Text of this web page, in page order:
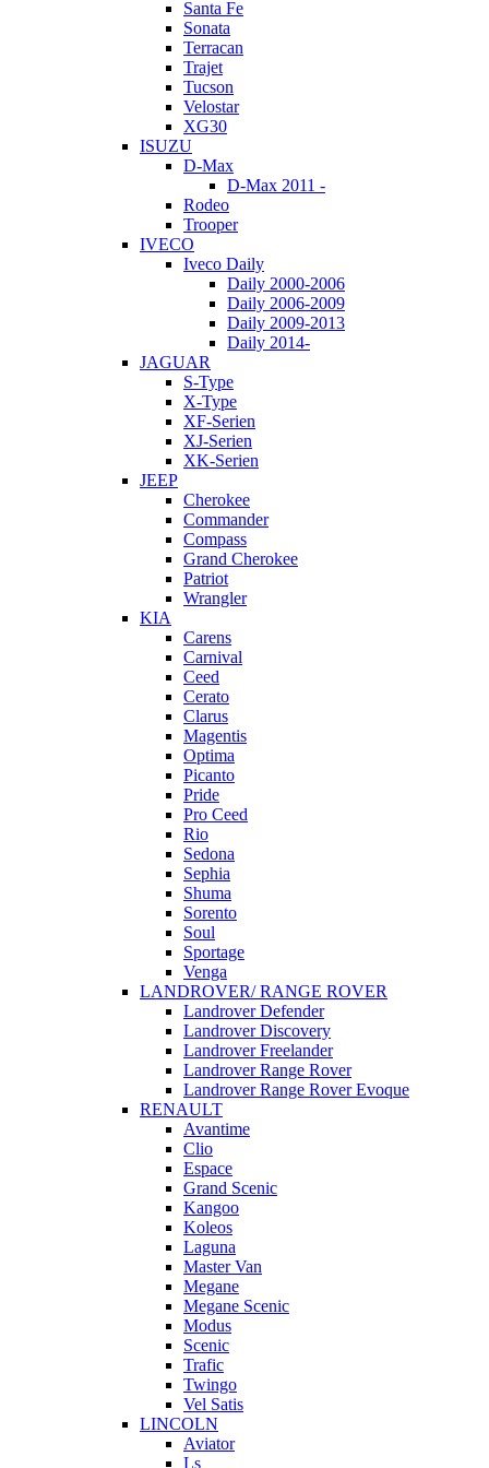
Santa Fe
Sonata
Terracan
Trajet
Tucson
Velostar
XG30
ISUZU
D-Max
D-Max 2011 -
Rodeo
Trooper
IVECO
Iveco Daily
Daily 2000-2006
Daily 2006-2009
Daily 2009-2013
Daily 2014-
JAGUAR
S-Type
X-Type
XF-Serien
XJ-Serien
XK-Serien
JEEP
Cherokee
Commander
Compass
Grand Cherokee
Patriot
Wrangler
KIA
Carens
Carnival
Ceed
Cerato
Clarus
Magentis
Optima
Picanto
Pride
Pro Ceed
Rio
Sedona
Sephia
Shuma
Sorento
Soul
Sportage
Venga
LANDROVER/ RANGE ROVER
Landrover Defender
Landrover Discovery
Landrover Freelander
Landrover Range Rover
Landrover Range Rover Evoque
RENAULT
Avantime
Clio
Espace
Grand Scenic
Kangoo
Koleos
Laguna
Master Van
Megane
Megane Scenic
Modus
Scenic
Trafic
Twingo
Vel Satis
LINCOLN
Aviator
Ls